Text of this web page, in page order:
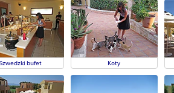
bufet Koty